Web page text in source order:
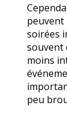
peuvent
soirées
souvent
moins
peu